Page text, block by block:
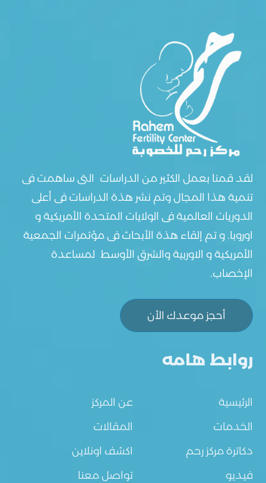
روابط هامه
الرئيسية
عن المركز
الخدمات
المقالات
دكاترة مركز رحم
اكشف اونلاين
فيديو
تواصل معنا
لقد قمنا بعمل الكثير من الدراسات التى ساهمت فى
تنمية هذا المجال وتم نشر هذة الدراسات فى أعلى
الدوريات العالمية فى الولايات المتحدة الأمريكية و
اوروبا. و تم إلقاء هذة الأبحاث فى مؤتمرات الجمعية
الأمريكية و الاوربية والشرق الأوسط لمساعدة
الإخصاب.
أحجز موعدك الأن